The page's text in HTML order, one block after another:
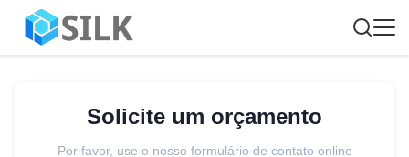
Solicite um orçamento
Por favor, use o nosso formulário de contato online